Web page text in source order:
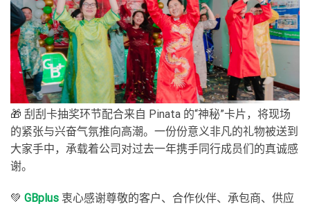
🎁 刮刮卡抽奖环节配合来自 Pinata 的“神秘”卡片，将现场
的紧张与兴奋气氛推向高潮。一份份意义非凡的礼物被送到
大家手中，承载着公司对过去一年携手同行成员们的真诚感
谢。
💚 GBplus 衷心感谢尊敬的客户、合作伙伴、承包商、供应